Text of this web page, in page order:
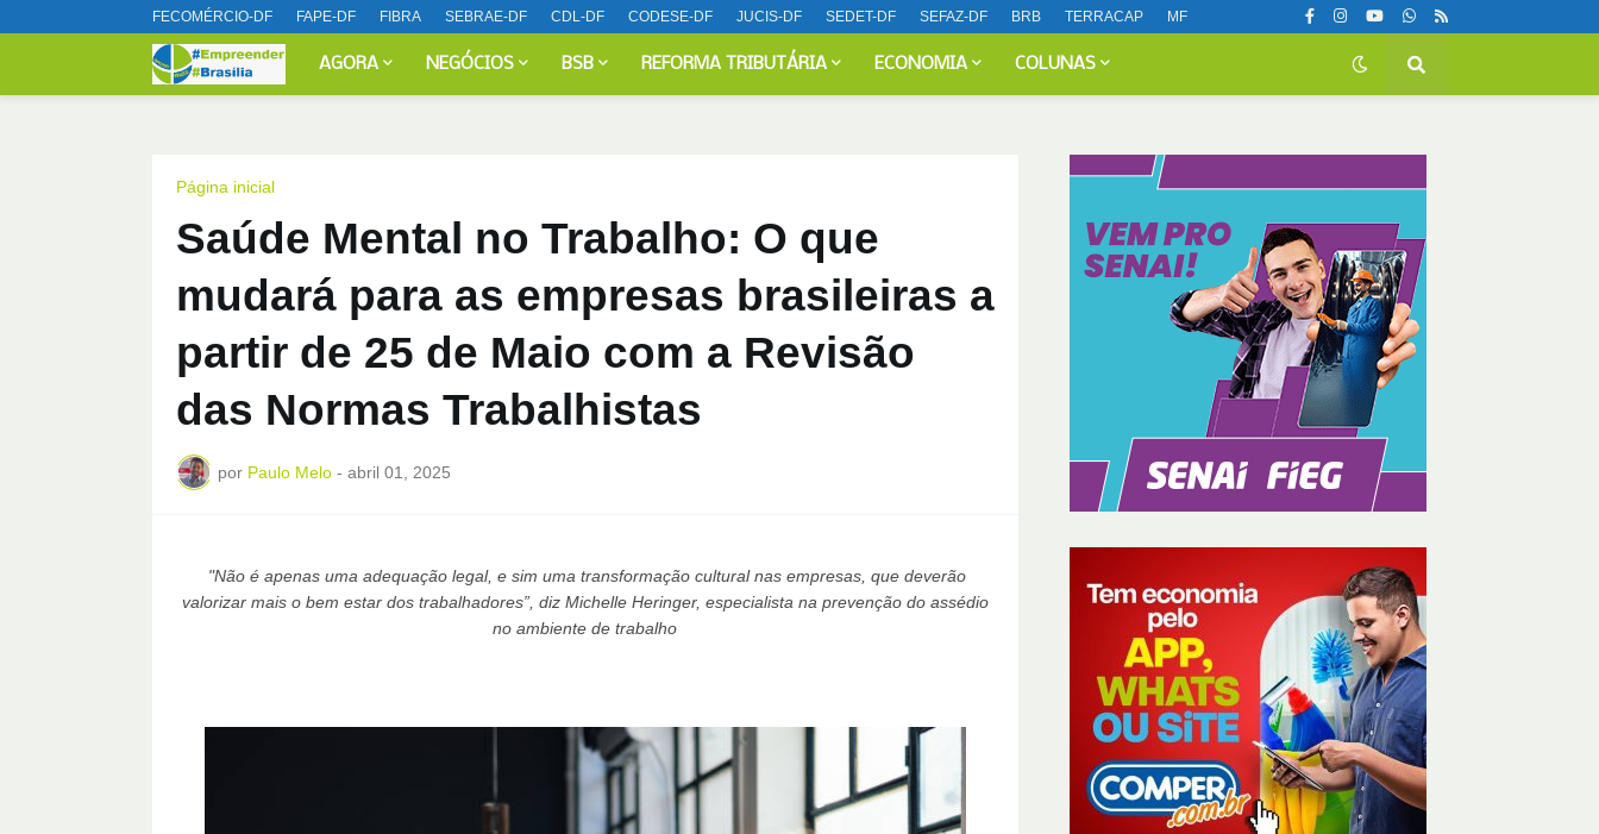
FECOMÉRCIO-DF FAPE-DF FIBRA SEBRAE-DF CDL-DF CODESE-DF JUCIS-DF SEDET-DF SEFAZ-DF BRB TERRACAP MF
AGORA NEGÓCIOS BSB REFORMA TRIBUTÁRIA ECONOMIA COLUNAS
Página inicial
Saúde Mental no Trabalho: O que
mudará para as empresas brasileiras a
partir de 25 de Maio com a Revisão
das Normas Trabalhistas
por Paulo Melo - abril 01, 2025
"Não é apenas uma adequação legal, e sim uma transformação cultural nas empresas, que deverão
valorizar mais o bem estar dos trabalhadores”, diz Michelle Heringer, especialista na prevenção do assédio
no ambiente de trabalho